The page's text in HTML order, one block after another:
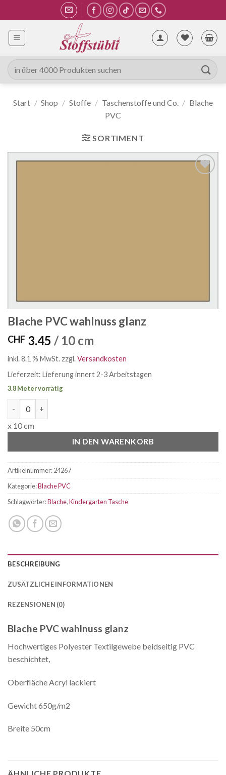
Inhalt
springen
Suche
nach:
Start / Shop / Stoffe / Taschenstoffe und Co. / Blache
PVC
SORTIMENT
Blache PVC wahlnuss glanz
CHF 3.45 / 10 cm
inkl. 8.1 % MwSt. zzgl.Versandkosten
Lieferzeit: Lieferung innert 2-3 Arbeitstagen
3.8 Meter vorrätig
x 10 cm
IN DEN WARENKORB
Artikelnummer:24267
Kategorie:Blache PVC
Schlagwörter:Blache,Kindergarten Tasche
BESCHREIBUNG
ZUSÄTZLICHE INFORMATIONEN
REZENSIONEN (0)
Blache PVC wahlnuss glanz
Hochwertiges Polyester Textilgewebe beidseitig PVC
beschichtet,
Oberfläche Acryl lackiert
Gewicht 650g/m2
Breite 50cm